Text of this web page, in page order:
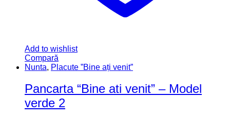
Add to wishlist
Compară
Nunta, Placute ”Bine ați venit”
Pancarta “Bine ati venit” – Model
verde 2